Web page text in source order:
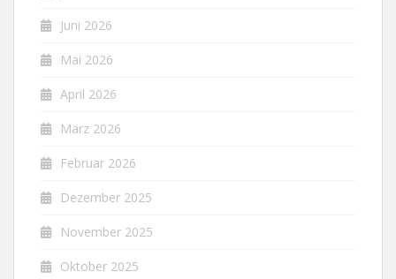
Juni 2026
Mai 2026
April 2026
März 2026
Februar 2026
Dezember 2025
November 2025
Oktober 2025